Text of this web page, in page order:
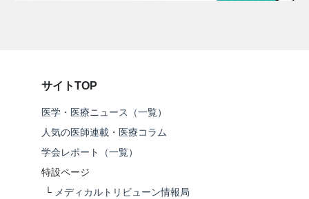
サイトTOP
医学・医療ニュース（一覧）
人気の医師連載・医療コラム
学会レポート（一覧）
特設ページ
└ メディカルトリビューン情報局